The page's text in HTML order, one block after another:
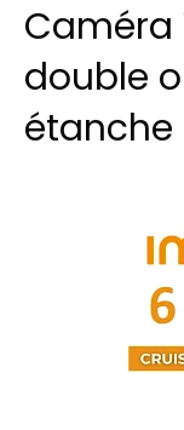
Caméra
double
étanche